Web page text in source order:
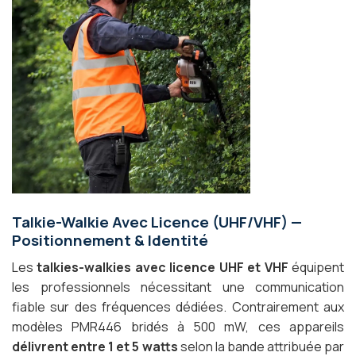
Talkie-Walkie Avec Licence (UHF/VHF) —
Positionnement & Identité
Lestalkies-walkies avec licence UHF et VHF équipent
les professionnels nécessitant une communication
fiable sur des fréquences dédiées. Contrairement aux
modèles PMR446 bridés à 500 mW, ces appareils
délivrent entre 1 et 5 wattsselon la bande attribuée par